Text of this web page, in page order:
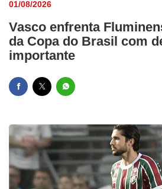
01/08/2026
Vasco enfrenta
da Copa do Brasil com
importante